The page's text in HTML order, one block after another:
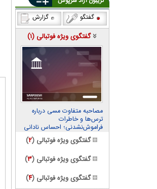
گفتگو
گزارش
گفتگوی ویژه فوتبالی (۱)
مصاحبه متفاوت مسی درباره
ترس‌ها و خاطرات
فراموش‌نشدنی؛ احساس نادانی
می‌کنمگفتگوی ویژه فوتبالی (۲)
گفتگوی ویژه فوتبالی (۳)
گفتگوی ویژه فوتبالی (۴)